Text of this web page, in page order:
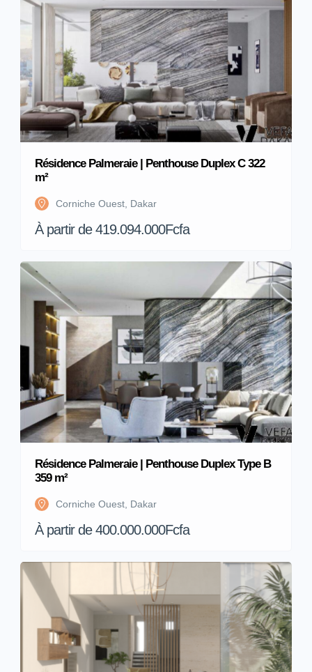
Résidence Palmeraie | Penthouse Duplex C 322
m²
Corniche Ouest, Dakar
À partir de 419.094.000Fcfa
Résidence Palmeraie | Penthouse Duplex Type B
359 m²
Corniche Ouest, Dakar
À partir de 400.000.000Fcfa